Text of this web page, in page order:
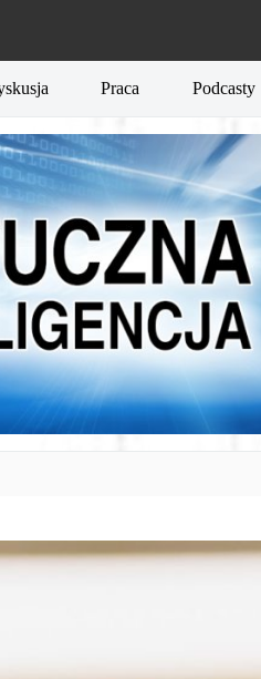
Praca Podcasty